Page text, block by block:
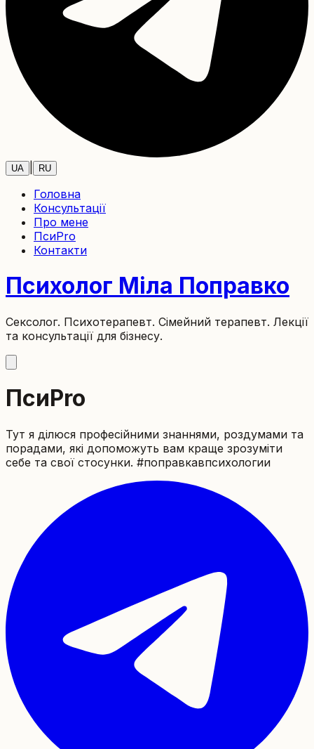
UA RU
Головна
Консультації
Про мене
ПсиPro
Контакти
Психолог Міла Поправко
Сексолог. Психотерапевт. Сімейний терапевт. Лекції
та консультації для бізнесу.
ПсиPro
Тут я ділюся професійними знаннями, роздумами та
порадами, які допоможуть вам краще зрозуміти
себе та свої стосунки. #поправкавпсихологии